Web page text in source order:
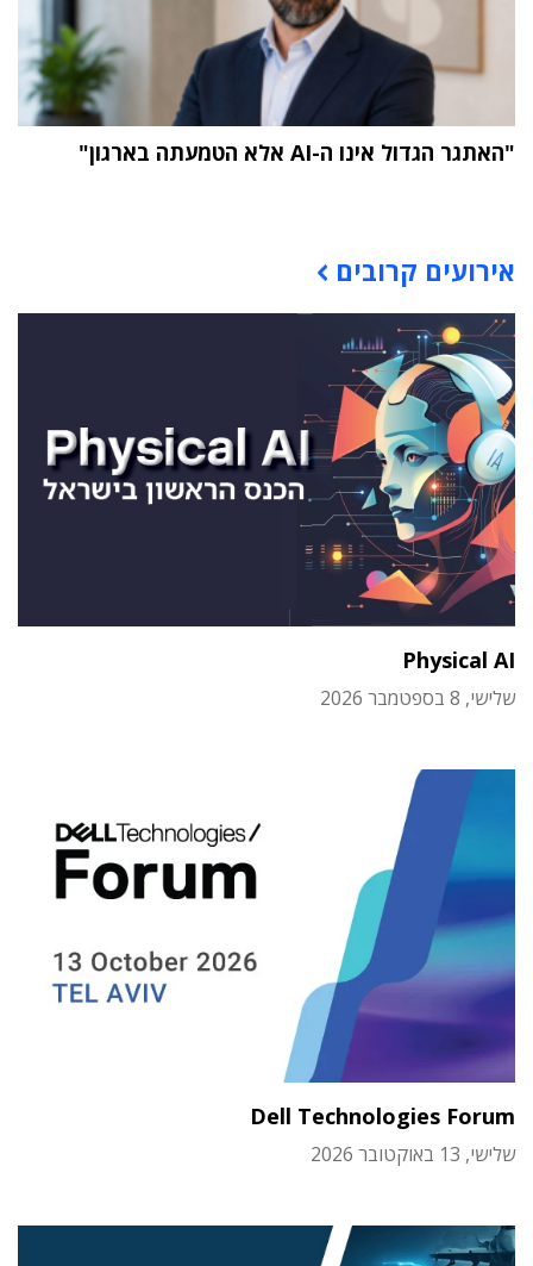
"האתגר הגדול אינו ה-AI אלא הטמעתה בארגון"
אירועים קרובים
Physical AI
שלישי, 8 בספטמבר 2026
Dell Technologies Forum
שלישי, 13 באוקטובר 2026